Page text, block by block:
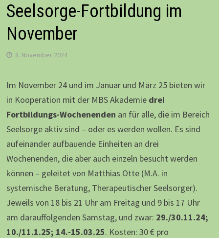
Seelsorge-Fortbildung im
November
8. November 2024
Im November 24 und im Januar und März 25 bieten wir
in Kooperation mit der MBS Akademie drei
Fortbildungs-Wochenenden an für alle, die im Bereich
Seelsorge aktiv sind – oder es werden wollen. Es sind
aufeinander aufbauende Einheiten an drei
Wochenenden, die aber auch einzeln besucht werden
können – geleitet von Matthias Otte (M.A. in
systemische Beratung, Therapeutischer Seelsorger).
Jeweils von 18 bis 21 Uhr am Freitag und 9 bis 17 Uhr
am darauffolgenden Samstag, und zwar: 29./30.11.24;
10./11.1.25; 14.-15.03.25. Kosten: 30 € pro